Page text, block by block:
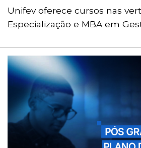
Unifev oferece cursos nas
Especialização e MBA em